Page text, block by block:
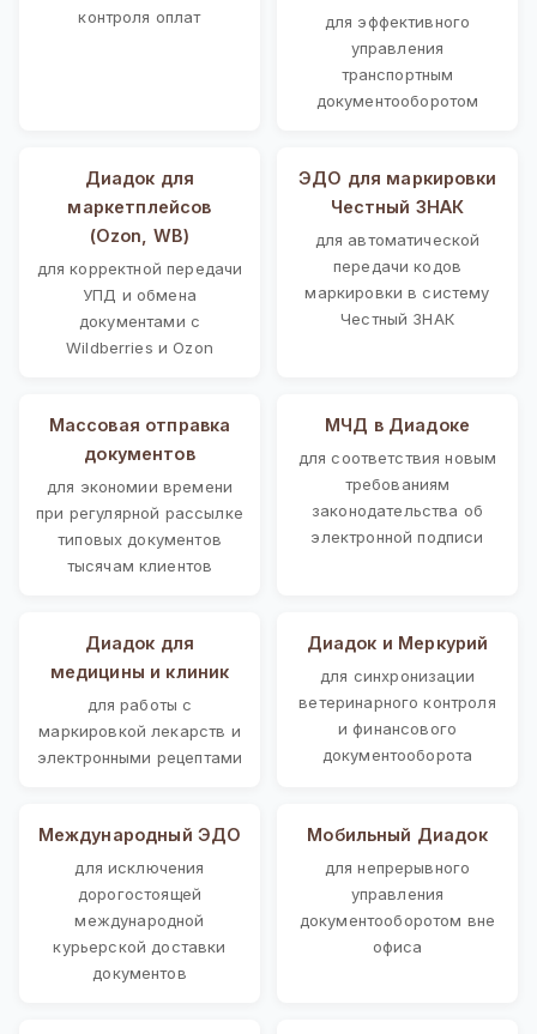
контроля оплат
для эффективного
управления
транспортным
документооборотом
Диадок для
маркетплейсов
(Ozon, WB)
для корректной передачи
УПД и обмена
документами с
Wildberries и Ozon
ЭДО для маркировки
Честный ЗНАК
для автоматической
передачи кодов
маркировки в систему
Честный ЗНАК
Массовая отправка
документов
для экономии времени
при регулярной рассылке
типовых документов
тысячам клиентов
МЧД в Диадоке
для соответствия новым
требованиям
законодательства об
электронной подписи
Диадок для
медицины и клиник
для работы с
маркировкой лекарств и
электронными рецептами
Диадок и Меркурий
для синхронизации
ветеринарного контроля
и финансового
документооборота
Международный ЭДО
для исключения
дорогостоящей
международной
курьерской доставки
документов
Мобильный Диадок
для непрерывного
управления
документооборотом вне
офиса